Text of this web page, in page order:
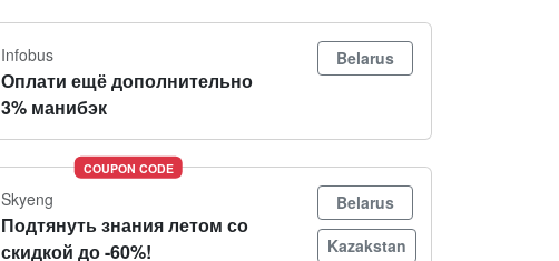
Infobus
Оплати ещё дополнительно
3% манибэк
Belarus
COUPON CODE
Skyeng
Подтянуть знания летом со
скидкой до -60%!
Belarus
Kazakstan